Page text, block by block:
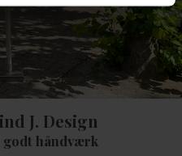
J. Design
godt håndværk